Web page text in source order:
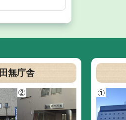
田無庁舎